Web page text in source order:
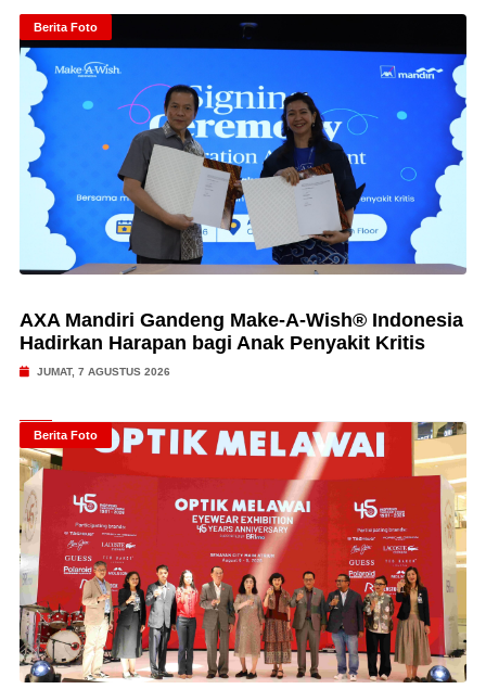
Berita Foto
AXA Mandiri Gandeng Make-A-Wish® Indonesia
Hadirkan Harapan bagi Anak Penyakit Kritis
JUMAT, 7 AGUSTUS 2026
Berita Foto